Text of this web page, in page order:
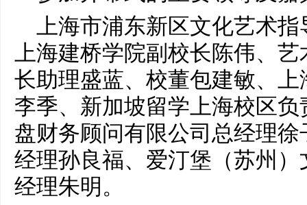
上海市浦东新区文化艺术
上海建桥学院副校长陈伟、
长助理盛蓝、校董包建敏、
李季、新加坡留学上海校区
盘财务顾问有限公司总经理
经理孙良福、爱汀堡（苏州
经理朱明。